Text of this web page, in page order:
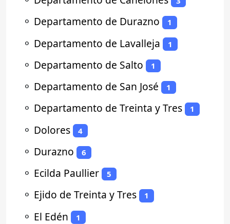
⚬ Departamento de Durazno 1
⚬ Departamento de Lavalleja 1
⚬ Departamento de Salto 1
⚬ Departamento de San José 1
⚬ Departamento de Treinta y Tres 1
⚬ Dolores 4
⚬ Durazno 6
⚬ Ecilda Paullier 5
⚬ Ejido de Treinta y Tres 1
⚬ El Edén 1